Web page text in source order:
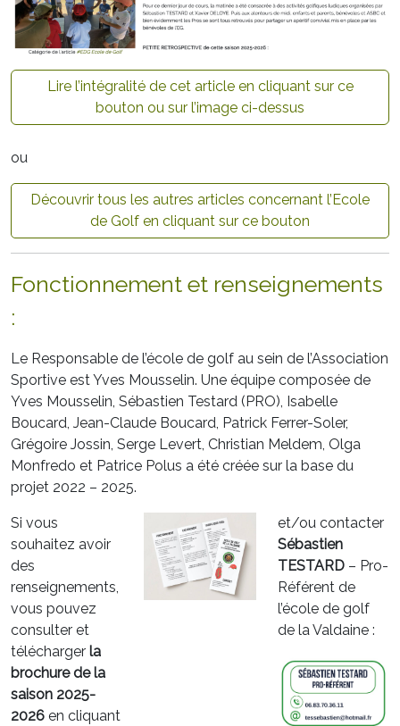
Lire l’intégralité de cet article en cliquant sur ce
bouton ou sur l’image ci-dessus
ou
Découvrir tous les autres articles concernant l’Ecole
de Golf en cliquant sur ce bouton
Fonctionnement et renseignements
:
Le Responsable de l’école de golf au sein de l’Association
Sportive est Yves Mousselin. Une équipe composée de
Yves Mousselin, Sébastien Testard (PRO), Isabelle
Boucard, Jean-Claude Boucard, Patrick Ferrer-Soler,
Grégoire Jossin, Serge Levert, Christian Meldem, Olga
Monfredo et Patrice Polus a été créée sur la base du
projet 2022 – 2025.
Si vous
souhaitez avoir
des
renseignements,
vous pouvez
consulter et
télécharger la
brochure de la
saison 2025-
2026 en cliquant
et/ou contacter
Sébastien
TESTARD– Pro-
Référent de
l’école de golf
de la Valdaine :